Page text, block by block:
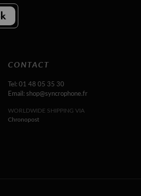
CONTACT
Tel: 01 48 05 35 30
Email: shop@syncrophone.fr
WORLDWIDE SHIPPING VIA
Chronopost